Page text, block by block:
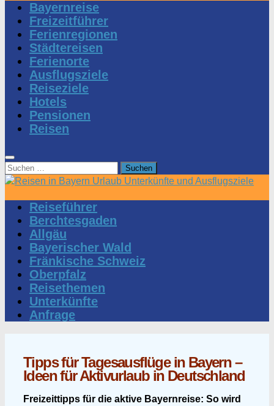
Bayernreise
Freizeitführer
Ferienregionen
Städtereisen
Ferienorte
Ausflugsziele
Reiseziele
Hotels
Pensionen
Reisen
Suchen
nach:
Reiseführer
Berchtesgaden
Allgäu
Bayerischer Wald
Fränkische Schweiz
Oberpfalz
Reisethemen
Unterkünfte
Anfrage
Tipps für Tagesausflüge in Bayern –
Ideen für Aktivurlaub in Deutschland
Freizeittipps für die aktive Bayernreise: So wird